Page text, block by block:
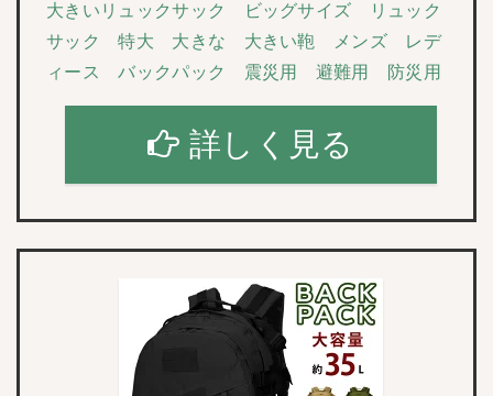
大きいリュックサック ビッグサイズ リュック
サック 特大 大きな 大きい鞄 メンズ レデ
ィース バックパック 震災用 避難用 防災用
詳しく見る